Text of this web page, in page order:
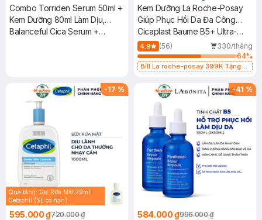
Combo Torriden Serum 50ml +
Kem Dưỡng 80ml Làm Dịu,
Phục Hồi Da
Balanceful Cica Serum +
Kem Dưỡng La Roche-Posay
Giúp Phục Hồi Da Đa Công
Dụng 100ml
Cicaplast Baume B5+ Ultra-
Repairing Soothing Balm
4.9 (56)
330/tháng
64%
Bill La roche-posay 399K Tặng
(SL có hạn)
-17 %
Quà tặng: Gel Rửa Mặt 29ml
Cetaphil (SL có hạn)
595.000 ₫720.000 ₫
-41 %
584.000 ₫996.000 ₫